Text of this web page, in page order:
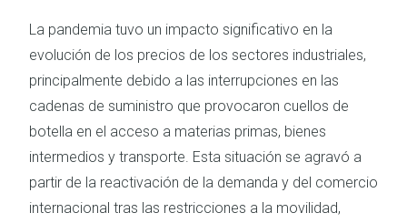
La pandemia tuvo un impacto significativo en la
evolución de los precios de los sectores industriales,
principalmente debido a las interrupciones en las
cadenas de suministro que provocaron cuellos de
botella en el acceso a materias primas, bienes
intermedios y transporte. Esta situación se agravó a
partir de la reactivación de la demanda y del comercio
internacional tras las restricciones a la movilidad,